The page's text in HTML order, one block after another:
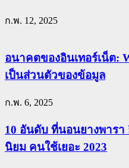
ก.พ. 12, 2025
อนาคตของอินเทอร์เน็ต:
เป็นส่วนตัวของข้อมูล
ก.พ. 6, 2025
10 อันดับ ที่นอนยางพาร
นิยม คนใช้เยอะ 2023